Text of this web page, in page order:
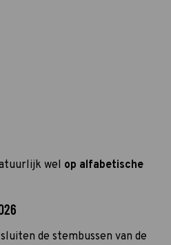
wel op alfabetische
de stembussen van de